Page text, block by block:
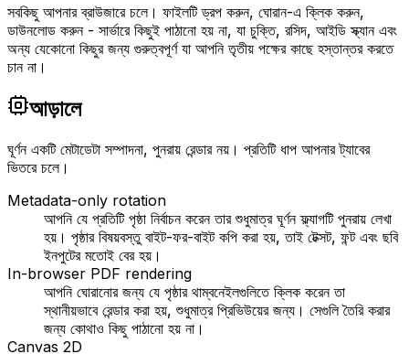
সবকিছু আপনার ব্রাউজারে চলে। ফাইলটি ড্রপ করুন, ঘোরান-এ ক্লিক করুন,
ডাউনলোড করুন - সার্ভারে কিছুই পাঠানো হয় না, যা চুক্তি, রসিদ, আইডি স্ক্যান এবং
অন্য যেকোনো কিছুর জন্য গুরুত্বপূর্ণ যা আপনি তৃতীয় পক্ষের কাছে হস্তান্তর করতে
চান না।
আড়ালে
ঘূর্ণন একটি মেটাডেটা সম্পাদনা, পুনরায় রেন্ডার নয়। প্রতিটি ধাপ আপনার ট্যাবের
ভিতরে চলে।
Metadata-only rotation
আপনি যে প্রতিটি পৃষ্ঠা নির্বাচন করেন তার শুধুমাত্র ঘূর্ণন ফ্ল্যাগটি পুনরায় লেখা
হয়। পৃষ্ঠার বিষয়বস্তু বাইট-ফর-বাইট কপি করা হয়, তাই টেক্সট, ফন্ট এবং ছবি
ইনপুটের মতোই বের হয়।
In-browser PDF rendering
আপনি ঘোরানোর জন্য যে পৃষ্ঠার থাম্বনেইলগুলিতে ক্লিক করেন তা
স্থানীয়ভাবে রেন্ডার করা হয়, শুধুমাত্র প্রিভিউয়ের জন্য। সেগুলি তৈরি করার
জন্য কোথাও কিছু পাঠানো হয় না।
Canvas 2D